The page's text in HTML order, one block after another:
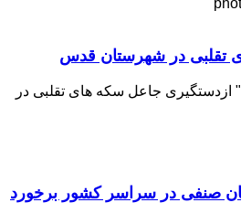
تقلبی در شهرستان قدس
جاعل سکه های تقلبی در
صنفی در سراسر کشور برخورد